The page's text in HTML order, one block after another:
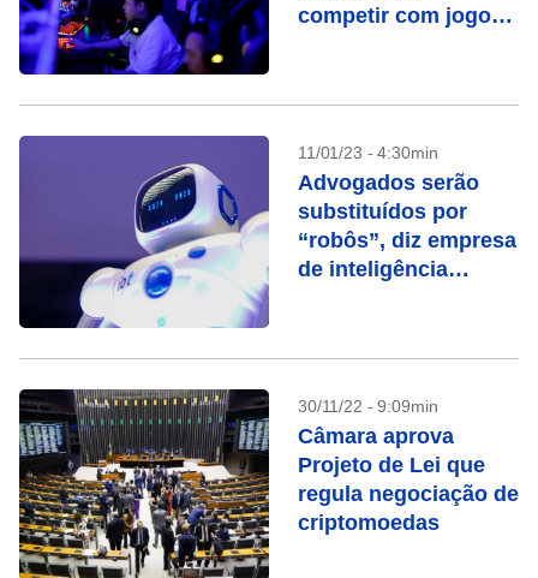
competir com jogos
11/01/23 - 4:30min
Advogados serão
substituídos por
“robôs”, diz empresa
de inteligência
30/11/22 - 9:09min
Câmara aprova
Projeto de Lei que
regula negociação de
criptomoedas